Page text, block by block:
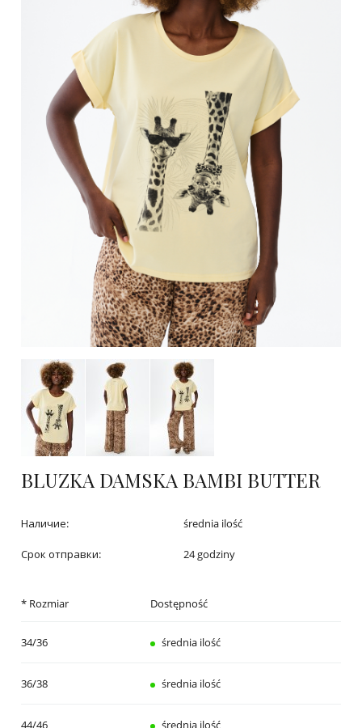
BLUZKA DAMSKA BAMBI BUTTER
Наличие: średnia ilość
Срок отправки: 24 godziny
* Rozmiar Dostępność
34/36 średnia ilość
36/38 średnia ilość
44/46 średnia ilość